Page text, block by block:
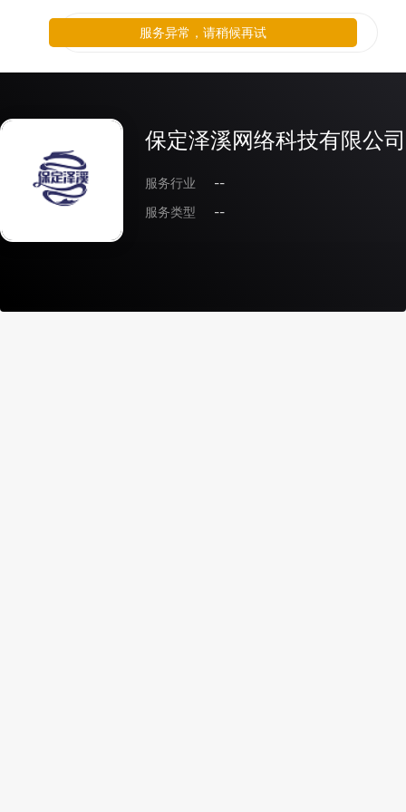
保定泽溪网络科技有限公司
服务行业
--
服务类型
--
服务异常，请稍候再试